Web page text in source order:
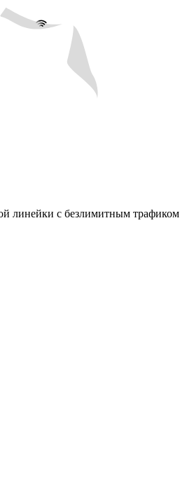
линейки с безлимитным трафиком